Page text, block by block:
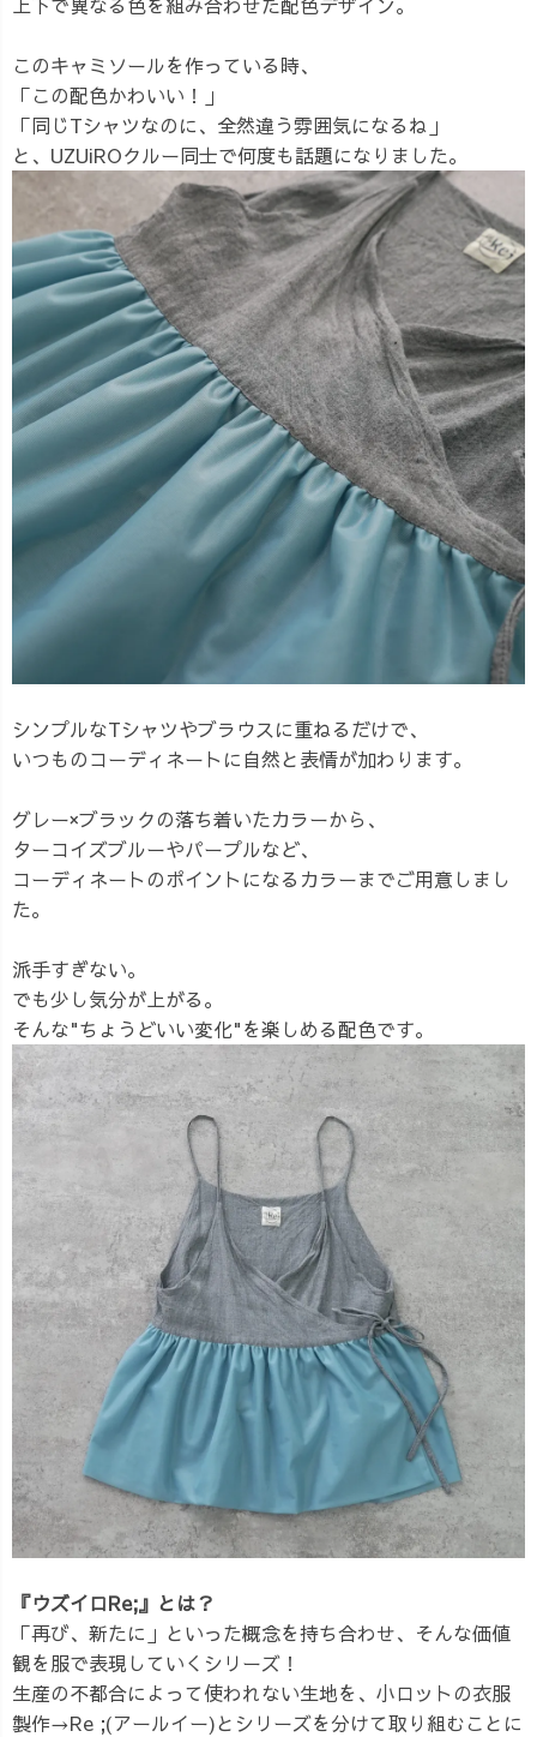
このキャミソールを作っている時、
「この配色かわいい！」
「同じTシャツなのに、全然違う雰囲気になるね」
と、UZUiROクルー同士で何度も話題になりました。
シンプルなTシャツやブラウスに重ねるだけで、
いつものコーディネートに自然と表情が加わります。
グレー×ブラックの落ち着いたカラーから、
ターコイズブルーやパープルなど、
コーディネートのポイントになるカラーまでご用意しまし
た。
派手すぎない。
でも少し気分が上がる。
そんな"ちょうどいい変化"を楽しめる配色です。
『ウズイロRe;』とは？
「再び、新たに」といった概念を持ち合わせ、そんな価値
観を服で表現していくシリーズ！
生産の不都合によって使われない生地を、小ロットの衣服
製作→Re ;(アールイー)とシリーズを分けて取り組むことに